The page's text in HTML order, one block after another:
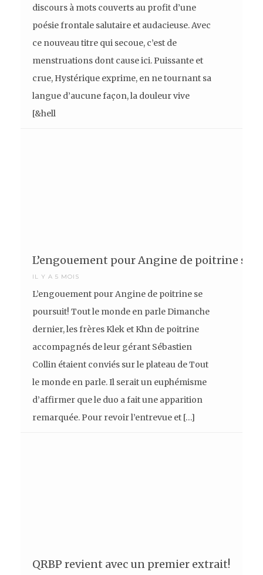
discours à mots couverts au profit d’une
poésie frontale salutaire et audacieuse. Avec
ce nouveau titre qui secoue, c’est de
menstruations dont cause ici. Puissante et
crue, Hystérique exprime, en ne tournant sa
langue d’aucune façon, la douleur vive
[&hell
L’engouement pour Angine de poitrine se
IL Y A 5 MOIS
L’engouement pour Angine de poitrine se
poursuit! Tout le monde en parle Dimanche
dernier, les frères Klek et Khn de poitrine
accompagnés de leur gérant Sébastien
Collin étaient conviés sur le plateau de Tout
le monde en parle. Il serait un euphémisme
d’affirmer que le duo a fait une apparition
remarquée. Pour revoir l’entrevue et […]
QRBP revient avec un premier extrait!